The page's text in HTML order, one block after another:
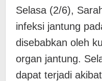
Selasa (2/6),
infeksi jantung
disebabkan oleh
organ jantung.
dapat terjadi